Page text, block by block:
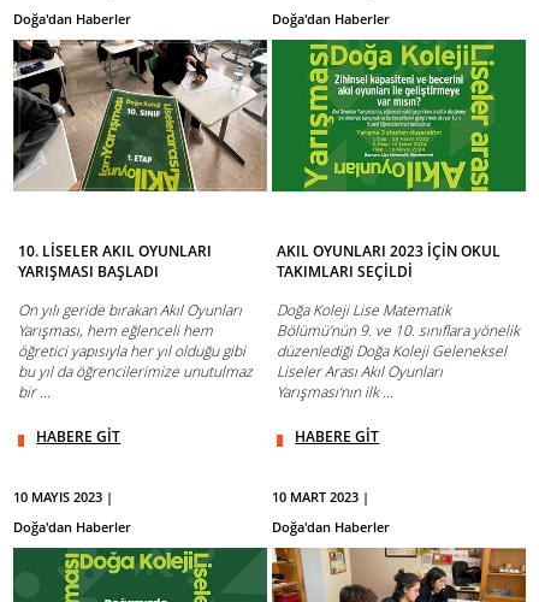
Doğa'dan Haberler
10. LİSELER AKIL OYUNLARI
YARIŞMASI BAŞLADI
On yılı geride bırakan Akıl Oyunları
Yarışması, hem eğlenceli hem
öğretici yapısıyla her yıl olduğu gibi
bu yıl da öğrencilerimize unutulmaz
bir ...
HABERE GİT
Doğa'dan Haberler
AKIL OYUNLARI 2023 İÇİN OKUL
TAKIMLARI SEÇİLDİ
Doğa Koleji Lise Matematik
Bölümü’nün 9. ve 10. sınıflara yönelik
düzenlediği Doğa Koleji Geleneksel
Liseler Arası Akıl Oyunları
Yarışması‘nın ilk ...
HABERE GİT
10 MAYIS 2023 |
Doğa'dan Haberler
10 MART 2023 |
Doğa'dan Haberler